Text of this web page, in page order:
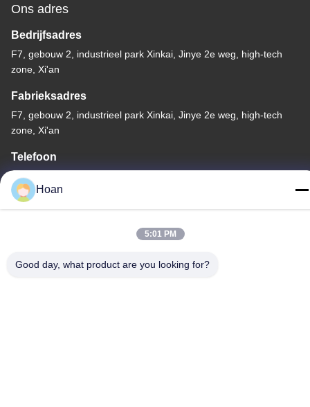
Ons adres
Bedrijfsadres
F7, gebouw 2, industrieel park Xinkai, Jinye 2e weg, high-tech
zone, Xi'an
Fabrieksadres
F7, gebouw 2, industrieel park Xinkai, Jinye 2e weg, high-tech
zone, Xi'an
Telefoon
86--18740357801
Hoan
5:01 PM
Good day, what product are you looking for?